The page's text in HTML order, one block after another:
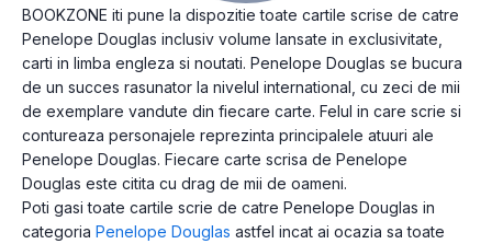
BOOKZONE iti pune la dispozitie toate cartile scrise de catre
Penelope Douglas inclusiv volume lansate in exclusivitate,
carti in limba engleza si noutati. Penelope Douglas se bucura
de un succes rasunator la nivelul international, cu zeci de mii
de exemplare vandute din fiecare carte. Felul in care scrie si
contureaza personajele reprezinta principalele atuuri ale
Penelope Douglas. Fiecare carte scrisa de Penelope
Douglas este citita cu drag de mii de oameni.
Poti gasi toate cartile scrie de catre Penelope Douglas in
categoria Penelope Douglas astfel incat ai ocazia sa toate